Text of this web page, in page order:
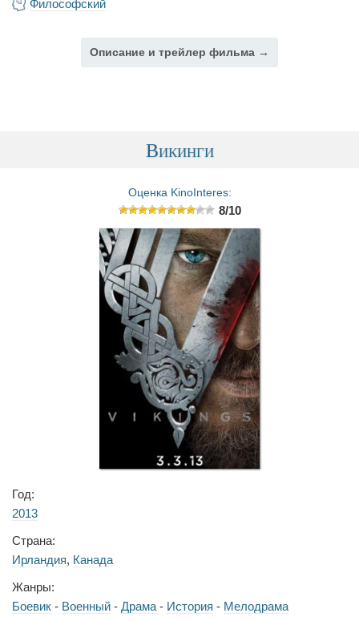
Философский
Описание и трейлер фильма →
Викинги
Оценка KinoInteres:
8/10
Год:
2013
Страна:
Ирландия, Канада
Жанры:
Боевик - Военный - Драма - История - Мелодрама